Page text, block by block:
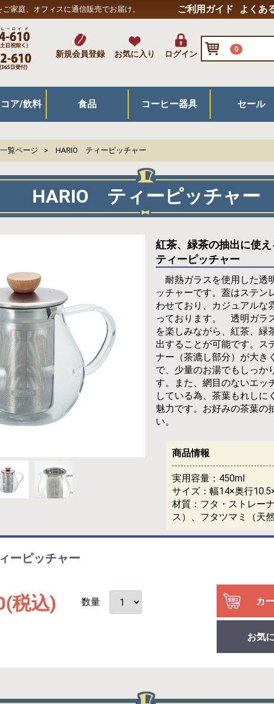
家庭、オフィスに通信販売でお届け。 ご利用ガイド よくあ
新規会員登録 お気に入り ログイン
0
ア/飲料 食品 コーヒー器具 セール
覧ページ HARIO ティーピッチャー
HARIO ティーピッチャー
紅茶、緑茶の抽出に使
ティーピッチャー
耐熱ガラスを使用した透
ッチャーです。蓋はステン
わせており、カジュアルな
っております。 透明ガラ
を楽しみながら、紅茶、緑
出することが可能です。ス
ナー（茶漉し部分）が大き
で、少量のお湯でもしっか
す。また、網目のないエッ
している為、茶葉もれしに
魅力です。お好みの茶葉の
い。
商品情報
実用容量： 450ml
サイズ：幅14×奥行
材質：フタ・ストレー
ス）、フタツマミ（天然
ーピッチャー
(税込) 数量 カ
お気